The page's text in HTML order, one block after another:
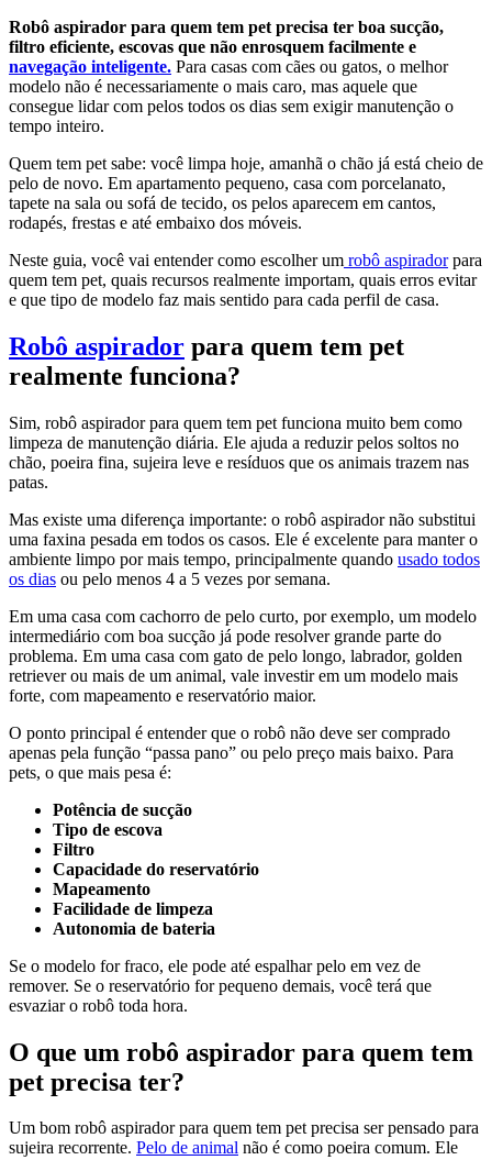
Robô aspirador para quem tem pet precisa ter boa sucção,
filtro eficiente, escovas que não enrosquem facilmente e
navegação inteligente. Para casas com cães ou gatos, o melhor
modelo não é necessariamente o mais caro, mas aquele que
consegue lidar com pelos todos os dias sem exigir manutenção o
tempo inteiro.
Quem tem pet sabe: você limpa hoje, amanhã o chão já está cheio de
pelo de novo. Em apartamento pequeno, casa com porcelanato,
tapete na sala ou sofá de tecido, os pelos aparecem em cantos,
rodapés, frestas e até embaixo dos móveis.
Neste guia, você vai entender como escolher um robô aspiradorpara
quem tem pet, quais recursos realmente importam, quais erros evitar
e que tipo de modelo faz mais sentido para cada perfil de casa.
Robô aspirador para quem tem pet
realmente funciona?
Sim, robô aspirador para quem tem pet funciona muito bem como
limpeza de manutenção diária. Ele ajuda a reduzir pelos soltos no
chão, poeira fina, sujeira leve e resíduos que os animais trazem nas
patas.
Mas existe uma diferença importante: o robô aspirador não substitui
uma faxina pesada em todos os casos. Ele é excelente para manter o
ambiente limpo por mais tempo, principalmente quando usado todos
os dias ou pelo menos 4 a 5 vezes por semana.
Em uma casa com cachorro de pelo curto, por exemplo, um modelo
intermediário com boa sucção já pode resolver grande parte do
problema. Em uma casa com gato de pelo longo, labrador, golden
retriever ou mais de um animal, vale investir em um modelo mais
forte, com mapeamento e reservatório maior.
O ponto principal é entender que o robô não deve ser comprado
apenas pela função “passa pano” ou pelo preço mais baixo. Para
pets, o que mais pesa é:
Potência de sucção
Tipo de escova
Filtro
Capacidade do reservatório
Mapeamento
Facilidade de limpeza
Autonomia de bateria
Se o modelo for fraco, ele pode até espalhar pelo em vez de
remover. Se o reservatório for pequeno demais, você terá que
esvaziar o robô toda hora.
O que um robô aspirador para quem tem
pet precisa ter?
Um bom robô aspirador para quem tem pet precisa ser pensado para
sujeira recorrente. Pelo de animal não é como poeira comum. Ele